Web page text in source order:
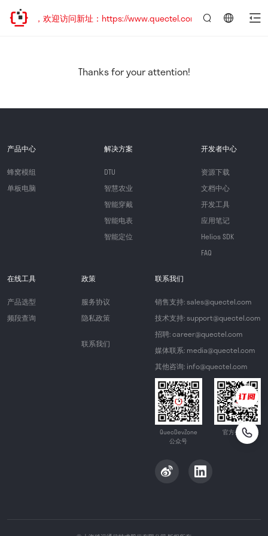
已迁移，欢迎访问新址：https://www.quectel.com.cn
Thanks for your attention!
产品中心
蜂窝模组
单板电脑
解决方案
DTU
智慧农业
智能穿戴
智能电表
智能定位
开发者中心
资源下载
文档中心
开发工具
应用笔记
Helios SDK
FAQ
在线工具
产品选型
频段查询
政策
服务协议
隐私政策
联系我们
联系我们
销售支持: sales@quectel.com
技术支持: support@quectel.com
招聘: career@quectel.com
媒体联系: media@quectel.com
其他咨询: info@quectel.com
QuecDevZone
公众号
官方公众号